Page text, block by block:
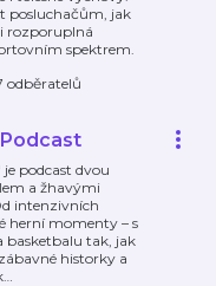
posluchačům, jak
rozporuplná
spektrem.
odběratelů
podcast dvou
a žhavými
intenzivních
herní momenty – s
basketbalu tak, jak
historky a
…